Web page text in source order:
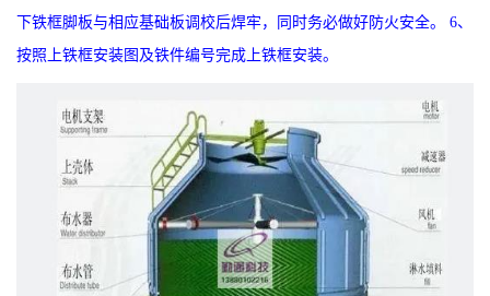
下铁框脚板与相应基础板调校后焊牢，同时务必做好防火安全。 6、
按照上铁框安装图及铁件编号完成上铁框安装。